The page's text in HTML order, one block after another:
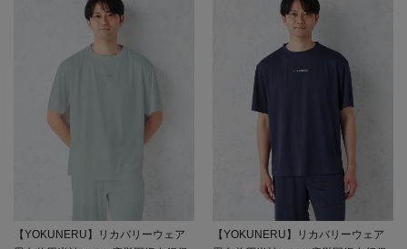
【YOKUNERU】リカバリーウェア
【YOKUNERU】リカバリーウェア